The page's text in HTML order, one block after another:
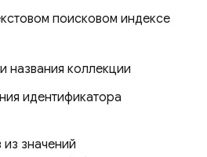
поисковом индексе
названия коллекции
идентификатора
значений